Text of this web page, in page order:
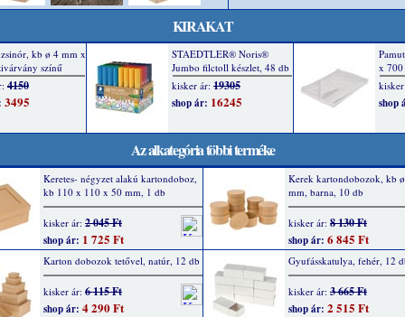
KIRAKAT
Az alkategória többi terméke
Keretes- négyzet alakú kartondoboz,
kb 110 x 110 x 50 mm, 1 db
kisker ár: 2 045 Ft
shop ár: 1 725 Ft
Kerek kartondobozok, kb
mm, barna, 10 db
kisker ár: 8 130 Ft
shop ár: 6 845 Ft
Karton dobozok tetővel, natúr, 12 db
kisker ár: 6 115 Ft
shop ár: 4 290 Ft
Gyufásskatulya, fehér, 12
kisker ár: 3 665 Ft
shop ár: 2 515 Ft